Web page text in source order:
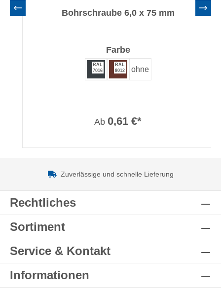
Bohrschraube 6,0 x 75 mm
Farbeauswählen
RAL
7016
RAL
8012
ohne
Ab 0,61 €*
Zuverlässige und schnelle Lieferung
Rechtliches
Sortiment
Service & Kontakt
Informationen